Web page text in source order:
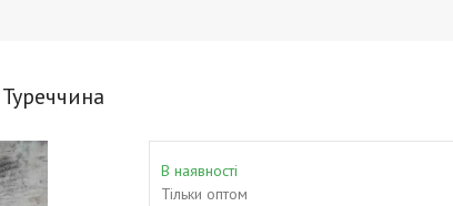
В наявності
Тільки оптом